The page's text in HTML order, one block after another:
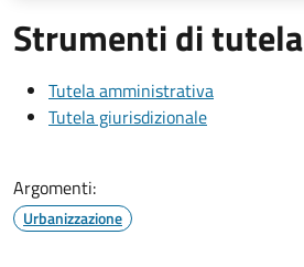
Strumenti di tutela
Tutela amministrativa
Tutela giurisdizionale
Argomenti:
Urbanizzazione